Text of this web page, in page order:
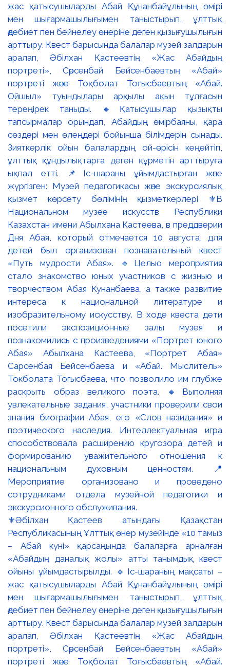
⚜️Әбілхан Қастеев атындағы Қазақстан
Республикасының Ұлттық өнер музейінде «10 тамыз
– Абай күні» қарсаңында балаларға арналған
«Абайдың даналық жолы» атты танымдық квест
ойыны ұйымдастырылды. 🔹Іс-шараның мақсаты –
жас қатысушыларды Абай Құнанбайұлының өмірі
мен шығармашылығымен таныстырып, ұлттық
әдебиет пен бейнелеу өнеріне деген қызығушылығын
арттыру. Квест барысында балалар музей залдарын
аралап, Әбілхан Қастеевтің «Жас Абайдың
портреті», Сәрсенбай Бейсенбаевтың «Абай»
портреті және Тоқболат Тоғысбаевтың «Абай.